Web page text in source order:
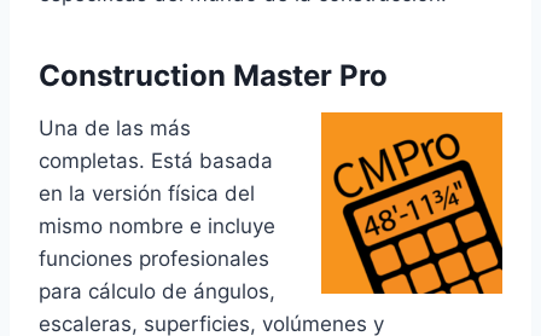
Construction Master Pro
Una de las más
completas. Está basada
en la versión física del
mismo nombre e incluye
funciones profesionales
para cálculo de ángulos,
escaleras, superficies, volúmenes y